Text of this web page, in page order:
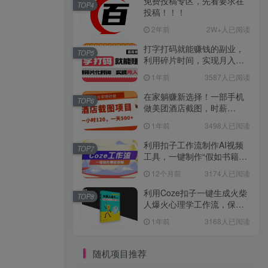
投稿！！！
2年前 2W+人已阅读
TOP4
打字打码就能赚钱的副业，
利用碎片时间，实现月入过
1年前 3587人已阅读
TOP5
在家躺赚新选择！一部手机
做美团酒店截图，时薪
1年前 3498人已阅读
TOP6
利用扣子工作流制作AI视频
工具，一键制作“假如书籍会
12个月前 3174人已阅读
TOP7
利用Coze扣子一键生成火柴
人爆火心理学工作流，保姆
1年前 3168人已阅读
TOP8
随机项目推荐